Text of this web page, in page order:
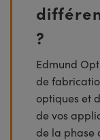
?
Edmund
de
optiques et
de vos
de la phase